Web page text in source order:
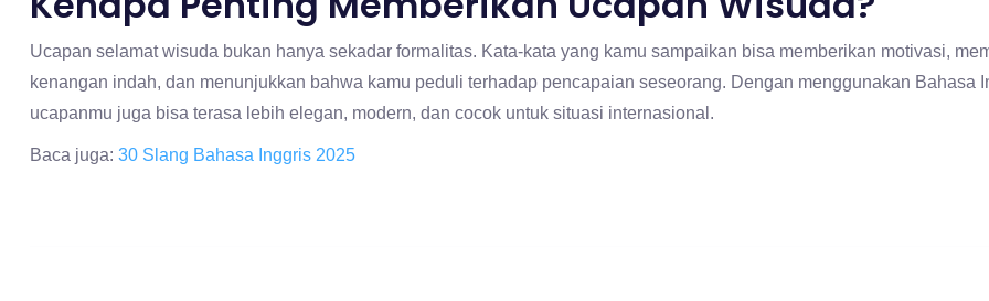
Ucapan selamat wisuda bukan hanya sekadar formalitas. Kata-kata yang kamu sampaikan bisa memberikan motivasi,
kenangan indah, dan menunjukkan bahwa kamu peduli terhadap pencapaian seseorang. Dengan menggunakan Bahasa
ucapanmu juga bisa terasa lebih elegan, modern, dan cocok untuk situasi internasional.
Baca juga: 30 Slang Bahasa Inggris 2025